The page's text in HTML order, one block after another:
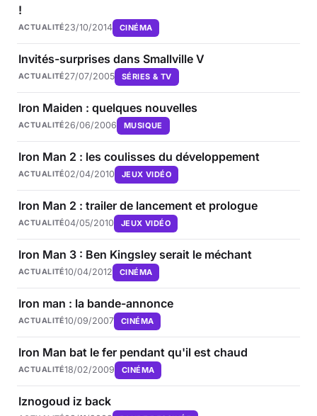
!
ACTUALITÉ23/10/2014 CINÉMA
Invités-surprises dans Smallville V
ACTUALITÉ27/07/2005 SÉRIES & TV
Iron Maiden : quelques nouvelles
ACTUALITÉ26/06/2006 MUSIQUE
Iron Man 2 : les coulisses du développement
ACTUALITÉ02/04/2010 JEUX VIDÉO
Iron Man 2 : trailer de lancement et prologue
ACTUALITÉ04/05/2010 JEUX VIDÉO
Iron Man 3 : Ben Kingsley serait le méchant
ACTUALITÉ10/04/2012 CINÉMA
Iron man : la bande-annonce
ACTUALITÉ10/09/2007 CINÉMA
Iron Man bat le fer pendant qu'il est chaud
ACTUALITÉ18/02/2009 CINÉMA
Iznogoud iz back